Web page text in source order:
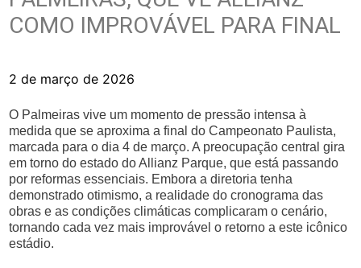
COMO IMPROVÁVEL PARA FINAL
2 de março de 2026
O Palmeiras vive um momento de pressão intensa à
medida que se aproxima a final do Campeonato Paulista,
marcada para o dia 4 de março. A preocupação central gira
em torno do estado do Allianz Parque, que está passando
por reformas essenciais. Embora a diretoria tenha
demonstrado otimismo, a realidade do cronograma das
obras e as condições climáticas complicaram o cenário,
tornando cada vez mais improvável o retorno a este icônico
estádio.